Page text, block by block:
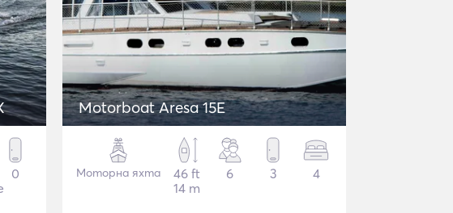
0
Motorboat Aresa 15E
Моторна яхта
46 ft
14 m
6 3 4